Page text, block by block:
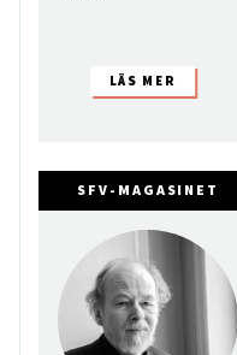
SFV-MAGASINET